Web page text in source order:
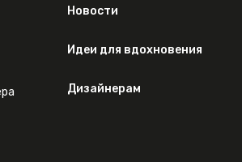
Новости
Идеи для вдохновения
Дизайнерам